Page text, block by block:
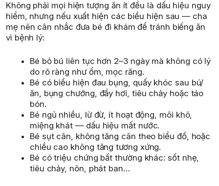
Không phải mọi hiện tượng ăn ít đều là dấu hiệu nguy
hiểm, nhưng nếu xuất hiện các biểu hiện sau — cha
mẹ nên cân nhắc đưa bé đi khám để tránh biếng ăn
vì bệnh lý:
Bé bỏ bú liên tục hơn 2–3 ngày mà không có lý
do rõ ràng như ốm, mọc răng.
Bé có biểu hiện đau bụng, quấy khóc sau bú/
ăn, bụng chướng, đầy hơi, tiêu chảy hoặc táo
bón.
Bé ngủ nhiều, lừ đừ, ít hoạt động, môi khô,
miệng khát — dấu hiệu mất nước.
Bé sụt cân, không tăng cân theo biểu đồ, hoặc
chiều cao không tăng tương xứng.
Bé có triệu chứng bất thường khác: sốt nhẹ,
tiêu chảy, nôn, phát ban…